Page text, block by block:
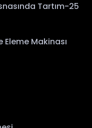
Tartım-25
Makinası